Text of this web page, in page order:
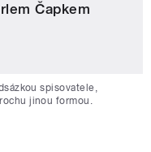
Čapkem
spisovatele,
jinou formou.